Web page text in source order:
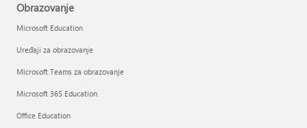
Obrazovanje
Microsoft Education
Uređaji za obrazovanje
Microsoft Teams za obrazovanje
Microsoft 365 Education
Office Education